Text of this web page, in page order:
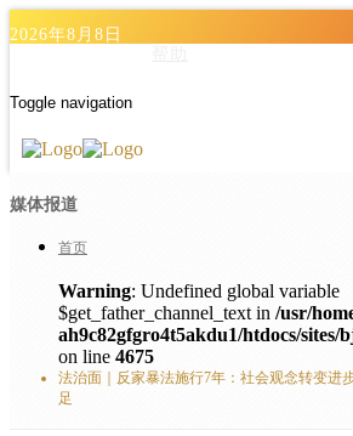
2026年8月8日
Toggle navigation
媒体报道
首页
Warning: Undefined global variable
$get_father_channel_text in /usr/
ah9c82gfgro4t5akdu1/htdocs/sites/
on line 4675
法治面｜反家暴法施行7年：社会观念转变进
足